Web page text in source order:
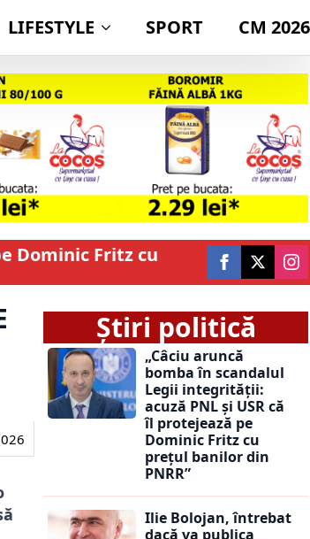
LIFESTYLE SPORT CM 2026
Dominic Fritz cu
Știri politică
„Câciu aruncă
bomba în scandalul
Legii integrității:
acuză PNL și USR că
îl protejează pe
Dominic Fritz cu
prețul banilor din
PNRR”
Ilie Bolojan, întrebat
dacă va publica